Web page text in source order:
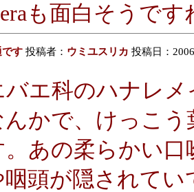
も面白そうです
す投稿者： ウミユスリカ 投稿日：
バエ科のハナレ
んかで、けっこ
。あの柔らかい
咽頭が隠されて